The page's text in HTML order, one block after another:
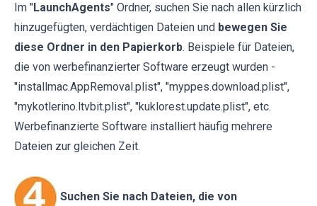
Im "LaunchAgents" Ordner, suchen Sie nach allen kürzlich
hinzugefügten, verdächtigen Dateien und bewegen Sie
diese Ordner in den Papierkorb. Beispiele für Dateien,
die von werbefinanzierter Software erzeugt wurden -
"installmac.AppRemoval.plist", "myppes.download.plist",
"mykotlerino.ltvbit.plist", "kuklorest.update.plist", etc.
Werbefinanzierte Software installiert häufig mehrere
Dateien zur gleichen Zeit.
Suchen Sie nach Dateien, die von